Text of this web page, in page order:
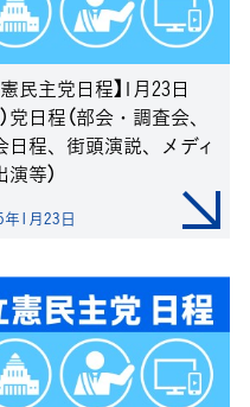
憲民主党日程】1月23日
）党日程（部会・調査会、
日程、街頭演説、メディ
演等）
年1月23日